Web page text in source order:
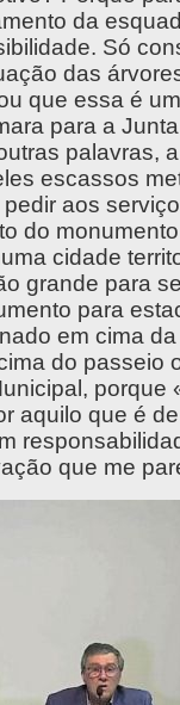
da
Só
das
que essa é
para a
palavras,
escassos
aos
do
cidade
grande para
para
em cima
do passeio
aquilo que é
que me